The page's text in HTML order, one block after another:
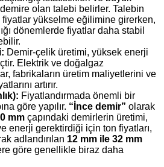
demire olan talebi belirler. Talebin
fiyatlar yükselme eğilimine girerken,
dönemlerde fiyatlar daha stabil
Demir-çelik üretimi, yüksek enerji
Elektrik ve doğalgaz
fabrikaların üretim maliyetlerini ve
artırır.
Fiyatlandırmada önemli bir
göre yapılır. “İnce demir” olarak
mm çapındaki demirlerin üretimi,
enerji gerektirdiği için ton fiyatları,
adlandırılan 12 mm ile 32 mm
göre genellikle biraz daha